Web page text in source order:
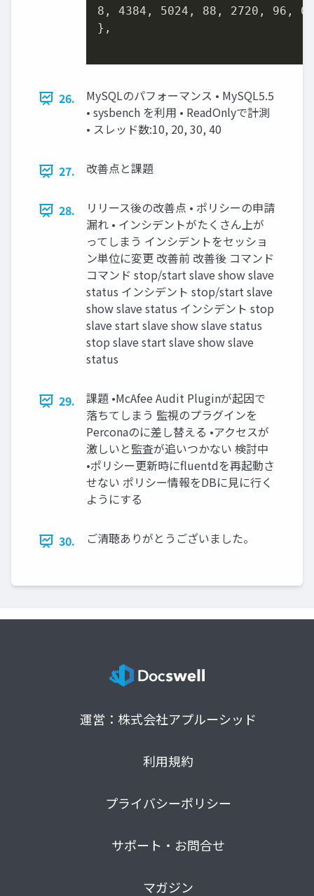
8, 4384, 5024, 88, 2720, 96,
},
26.
MySQLのパフォーマンス • MySQL5.5
• sysbench を利用 • ReadOnlyで計測
• スレッド数:10, 20, 30, 40
27. 改善点と課題
28.
リリース後の改善点 • ポリシーの申請
漏れ • インシデントがたくさん上が
ってしまう インシデントをセッショ
ン単位に変更 改善前 改善後 コマンド
コマンド stop/start slave show slave
status インシデント stop/start slave
show slave status インシデント stop
slave start slave show slave status
stop slave start slave show slave
status
29.
課題 •McAfee Audit Pluginが起因で
落ちてしまう 監視のプラグインを
Perconaのに差し替える •アクセスが
激しいと監査が追いつかない 検討中
•ポリシー更新時にfluentdを再起動さ
せない ポリシー情報をDBに見に行く
ようにする
30. ご清聴ありがとうございました。
運営：株式会社アプルーシッド
利用規約
プライバシーポリシー
サポート・お問合せ
マガジン